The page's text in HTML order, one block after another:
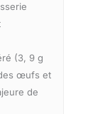
(3, 9 g
œufs et
de